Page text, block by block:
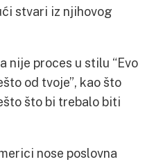
stvari iz njihovog
nije proces u stilu “Evo
od tvoje”, kao što
što bi trebalo biti
nose poslovna